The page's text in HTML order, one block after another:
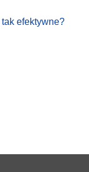
efektywne?